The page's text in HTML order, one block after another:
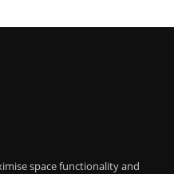
space functionality and